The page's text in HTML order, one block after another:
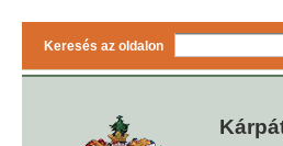
Keresés az oldalon